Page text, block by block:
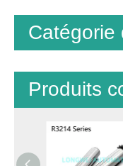
Catégorie
Produits